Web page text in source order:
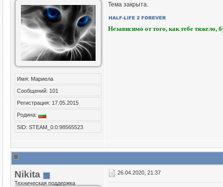
Имя: Мариела
Сообщений: 101
Регистрация: 17.05.2015
Родина:
SID: STEAM_0:0:98565523
Тема закрыта.
Независимо от того, как тебе тяжело,
Nikita
Техническая поддержка
26.04.2020, 21:37